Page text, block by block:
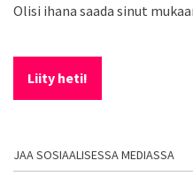
Olisi ihana saada sinut
Liity heti!
JAA SOSIAALISESSA MEDIASSA